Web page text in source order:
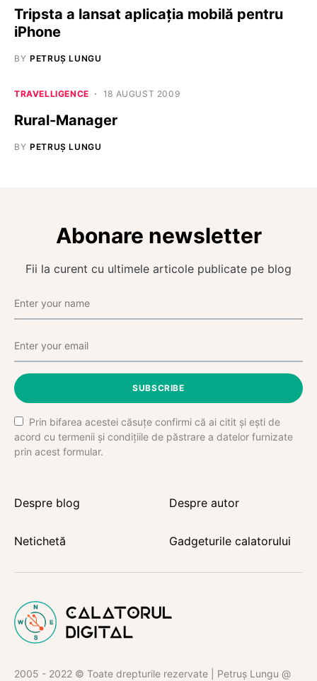
Tripsta a lansat aplicația mobilă pentru
iPhone
BY PETRUȘ LUNGU
TRAVELLIGENCE 18 AUGUST 2009
Rural-Manager
BY PETRUȘ LUNGU
Abonare newsletter
Fii la curent cu ultimele articole publicate pe blog
SUBSCRIBE
Prin bifarea acestei căsuțe confirmi că ai citit și ești de
acord cu termenii și condițiile de păstrare a datelor furnizate
prin acest formular.
Despre blog Despre autor
Netichetă Gadgeturile calatorului
2005 - 2022 © Toate drepturile rezervate | Petruș Lungu @